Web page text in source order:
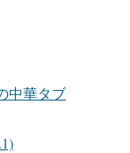
中華タブ